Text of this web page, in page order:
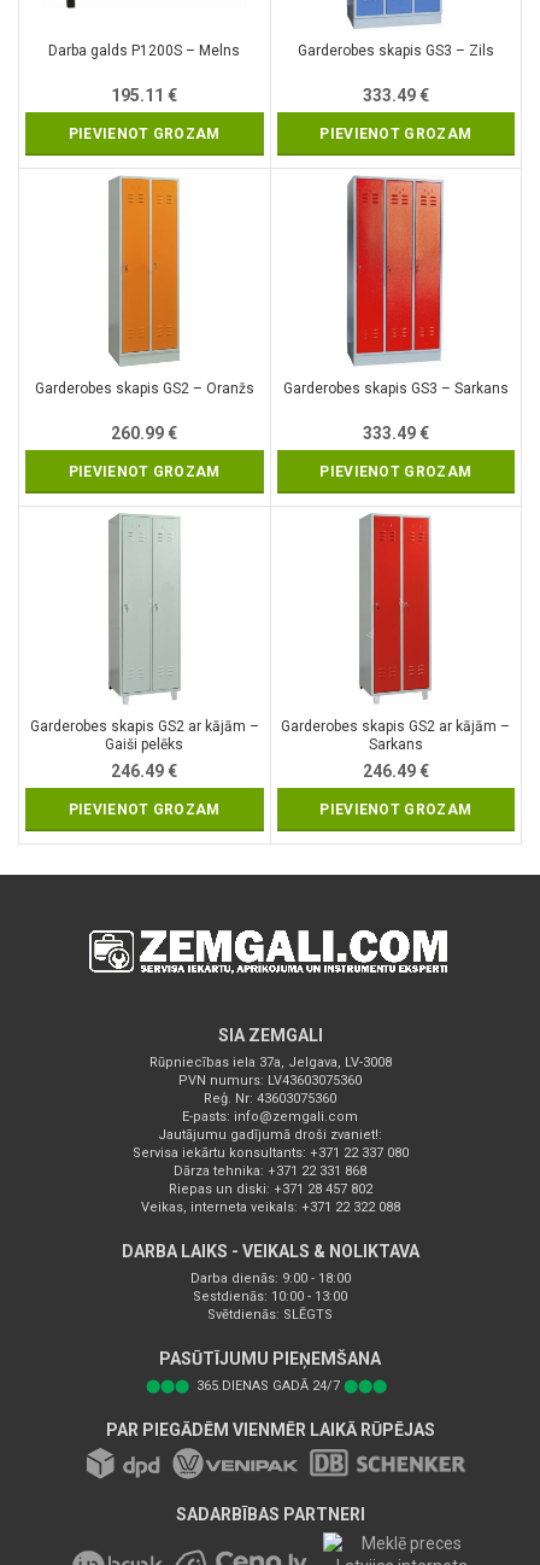
Darba galds P1200S – Melns
195.11€
PIEVIENOT GROZAM
Garderobes skapis GS3 – Zils
333.49€
PIEVIENOT GROZAM
Garderobes skapis GS2 – Oranžs
260.99€
PIEVIENOT GROZAM
Garderobes skapis GS3 – Sarkans
333.49€
PIEVIENOT GROZAM
Garderobes skapis GS2 ar kājām –
Gaiši pelēks
246.49€
PIEVIENOT GROZAM
Garderobes skapis GS2 ar kājām –
Sarkans
246.49€
PIEVIENOT GROZAM
SIA ZEMGALI
Rūpniecības iela 37a, Jelgava, LV-3008
PVN numurs: LV43603075360
Reģ. Nr: 43603075360
E-pasts: info@zemgali.com
Jautājumu gadījumā droši zvaniet!:
Servisa iekārtu konsultants: +371 22 337 080
Dārza tehnika: +371 22 331 868
Riepas un diski: +371 28 457 802
Veikas, interneta veikals: +371 22 322 088
DARBA LAIKS - VEIKALS & NOLIKTAVA
Darba dienās: 9:00 - 18:00
Sestdienās: 10:00 - 13:00
Svētdienās: SLĒGTS
PASŪTĪJUMU PIEŅEMŠANA
⬤⬤⬤ 365.DIENAS GADĀ 24/7 ⬤⬤⬤
PAR PIEGĀDĒM VIENMĒR LAIKĀ RŪPĒJAS
SADARBĪBAS PARTNERI